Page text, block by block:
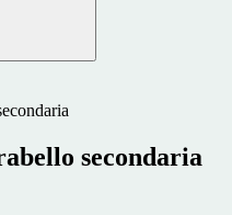
secondaria